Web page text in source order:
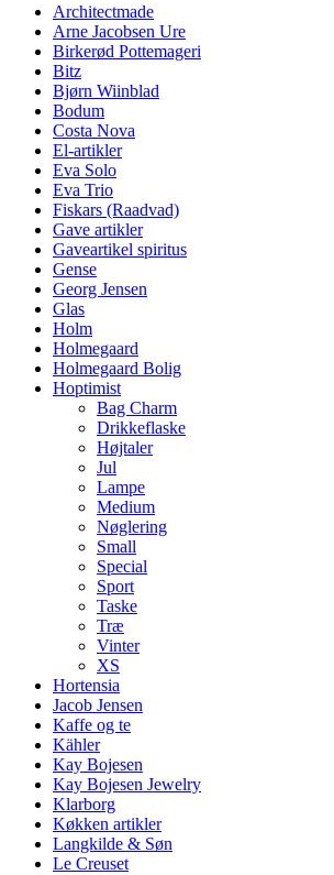
Architectmade
Arne Jacobsen Ure
Birkerød Pottemageri
Bitz
Bjørn Wiinblad
Bodum
Costa Nova
El-artikler
Eva Solo
Eva Trio
Fiskars (Raadvad)
Gave artikler
Gaveartikel spiritus
Gense
Georg Jensen
Glas
Holm
Holmegaard
Holmegaard Bolig
Hoptimist
Bag Charm
Drikkeflaske
Højtaler
Jul
Lampe
Medium
Nøglering
Small
Special
Sport
Taske
Træ
Vinter
XS
Hortensia
Jacob Jensen
Kaffe og te
Kähler
Kay Bojesen
Kay Bojesen Jewelry
Klarborg
Køkken artikler
Langkilde & Søn
Le Creuset